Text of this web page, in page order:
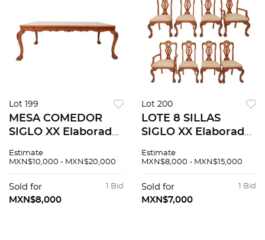
Lot 199
MESA COMEDOR
SIGLO XX Elaborada
barnizada Cuenta
rectangular, detalles
en alto relieve y
Estimate
MXN$10,000 - MXN$20,000
1 Bid
Sold for
MXN$8,000
Lot 200
LOTE 8 SILLAS
SIGLO XX Elaboradas
barnizada, asiento
Cuenta con respaldo
calado, con remate,
Estimate
MXN$8,000 - MXN$15,000
1 Bid
Sold for
MXN$7,000